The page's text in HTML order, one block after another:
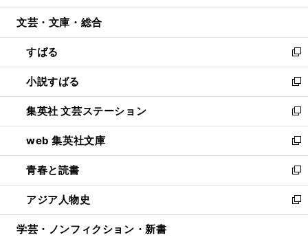
開
ウ
開
く
ン
ウ
で
開
く
ウ
ン
ド
ウ
で
開
く
文芸・文庫・総合
すばる
新
し
い
ウ
ィ
ン
ド
ウ
で
開
く
小説すばる
新
し
い
ウ
ィ
ン
ド
ウ
で
開
集英社 文芸ステーション
新
し
い
ウ
ィ
ン
ド
ウ
web 集英社文庫
新
し
い
ウ
ィ
ン
青春と読書
新
し
い
ウ
アジア人物史
新
し
学芸・ノンフィクション・新書